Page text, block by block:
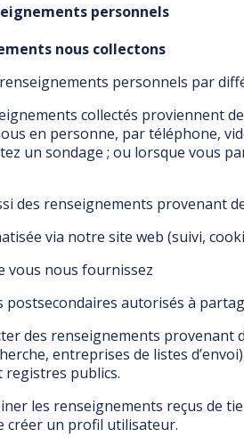
personnels
nous collectons
personnels par
collectés proviennent
en personne, par téléphone,
un sondage ; ou lorsque vous
des renseignements provenant
via notre site web (suivi,
vous nous fournissez
postsecondaires autorisés à
des renseignements provenant
entreprises de listes
publics.
les renseignements reçus de
créer un profil utilisateur.